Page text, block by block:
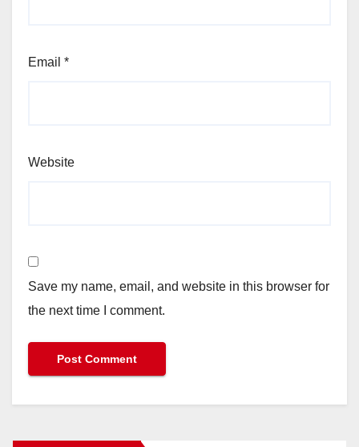
Email *
Website
Save my name, email, and website in this browser for
the next time I comment.